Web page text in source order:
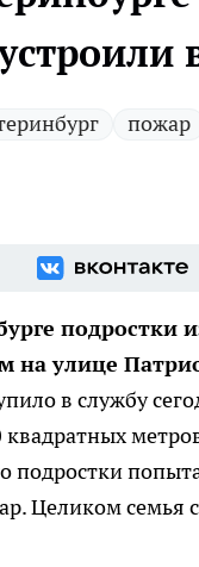
пожар
подростки
на улице
в службу
подростки
Целиком семья